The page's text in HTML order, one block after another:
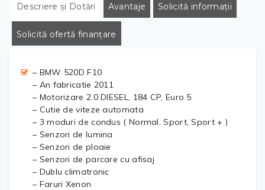
Descriere și Dotări Avantaje Solicită informații
Solicită ofertă finanțare
– BMW 520D F10
– An fabricatie 2011
– Motorizare 2.0 DIESEL, 184 CP, Euro 5
– Cutie de viteze automata
– 3 moduri de condus ( Normal, Sport, Sport + )
– Senzori de lumina
– Senzori de ploaie
– Senzori de parcare cu afisaj
– Dublu climatronic
– Faruri Xenon